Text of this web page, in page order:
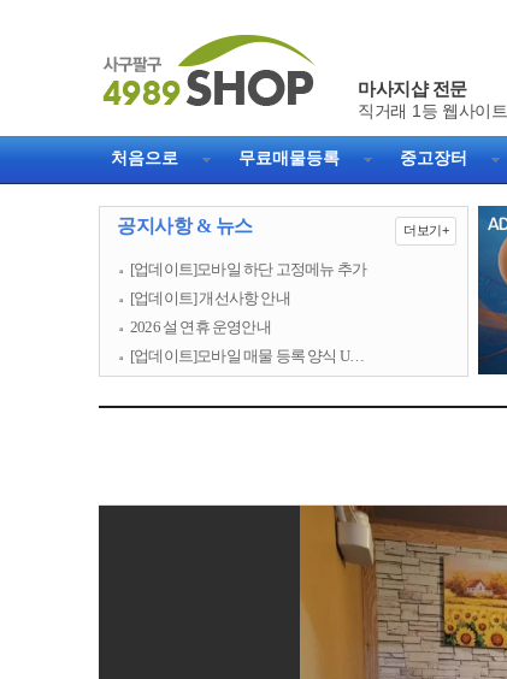
마사지샵 전문
직거래 1등 웹사이트
처음으로 무료매물등록 중고장터
공지사항 & 뉴스 더보기+
[업데이트]모바일 하단 고정메뉴 추가
[업데이트] 개선사항 안내
2026 설 연휴 운영안내
[업데이트]모바일 매물 등록 양식 U…